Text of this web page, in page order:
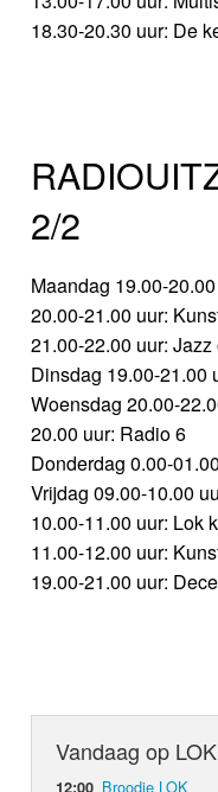
18.30-20.30 uur: De
2/2
Maandag 19.00-
20.00-21.00 uur:
21.00-22.00 uur:
Dinsdag 19.00-21.00
Woensdag 20.00-
20.00 uur: Radio 6
Donderdag 0.00-
Vrijdag 09.00-10.00
10.00-11.00 uur: Lok
11.00-12.00 uur:
19.00-21.00 uur:
Vandaag op
12:00 Broodje LOK